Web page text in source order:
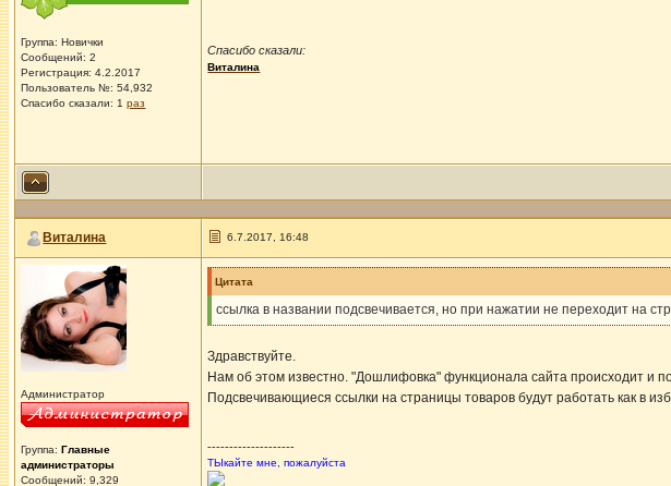
Группа: Новички
Сообщений: 2
Регистрация: 4.2.2017
Пользователь №: 54,932
Спасибо сказали: 1 раз
Спасибо сказали:
Виталина
Виталина 6.7.2017, 16:48
Администратор
Группа:Главные
администраторы
Сообщений: 9,329
Цитата
ссылка в названии подсвечивается, но при нажатии не переходит на
Здравствуйте.
Нам об этом известно. "Дошлифовка" функционала сайта происходит и
Подсвечивающиеся ссылки на страницы товаров будут работать как в
--------------------
ТЫкайте мне, пожалуйста